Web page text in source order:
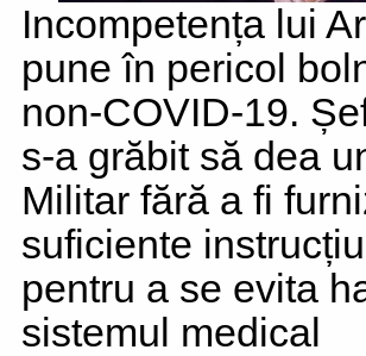
Incompetența lui
pune în pericol
non-COVID-19.
s-a grăbit să dea
Militar fără a fi
suficiente
pentru a se evita
sistemul medical